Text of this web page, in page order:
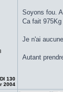
130
2004
Soyons fou.
Ca fait
Je n'ai
Autant